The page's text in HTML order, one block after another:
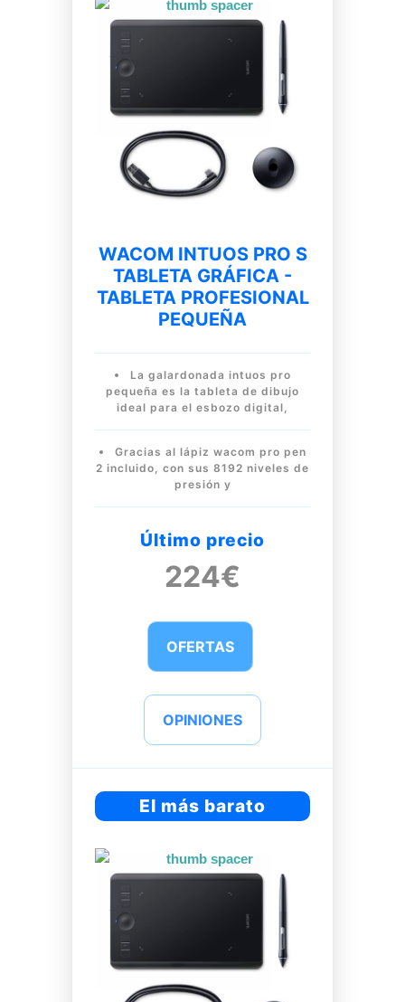
WACOM INTUOS PRO S
TABLETA GRÁFICA -
TABLETA PROFESIONAL
PEQUEÑA
La galardonada intuos pro
pequeña es la tableta de dibujo
ideal para el esbozo digital,
Gracias al lápiz wacom pro pen
2 incluido, con sus 8192 niveles de
presión y
Último precio
224€
OFERTAS
OPINIONES
El más barato